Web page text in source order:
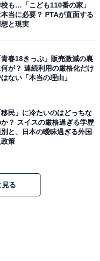
時のものです。あらか
があります。
All About ニュース お買
ングまで、毎日のお買いも
報をお届け。編集部員によ
らない情報も満載です。
...続きを読む
】「別府最大級の露天風
も…「こども110番の家」
本当に必要？ PTAが直面する
と現実
青春18きっぷ」販売激減の裏
何が？ 連続利用の厳格化だけ
ない「本当の理由」
移民」に冷たいのはどっちな
？ スイスの厳格過ぎる学歴
と、日本の曖昧過ぎる外国
政策
見る